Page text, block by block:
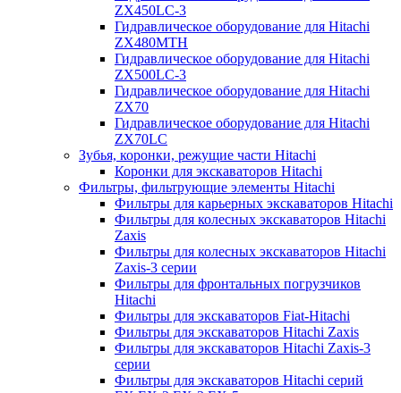
ZX450LC-3
Гидравлическое оборудование для Hitachi
ZX480MTH
Гидравлическое оборудование для Hitachi
ZX500LC-3
Гидравлическое оборудование для Hitachi
ZX70
Гидравлическое оборудование для Hitachi
ZX70LC
Зубья, коронки, режущие части Hitachi
Коронки для экскаваторов Hitachi
Фильтры, фильтрующие элементы Hitachi
Фильтры для карьерных экскаваторов Hitachi
Фильтры для колесных экскаваторов Hitachi
Zaxis
Фильтры для колесных экскаваторов Hitachi
Zaxis-3 серии
Фильтры для фронтальных погрузчиков
Hitachi
Фильтры для экскаваторов Fiat-Hitachi
Фильтры для экскаваторов Hitachi Zaxis
Фильтры для экскаваторов Hitachi Zaxis-3
серии
Фильтры для экскаваторов Hitachi серий